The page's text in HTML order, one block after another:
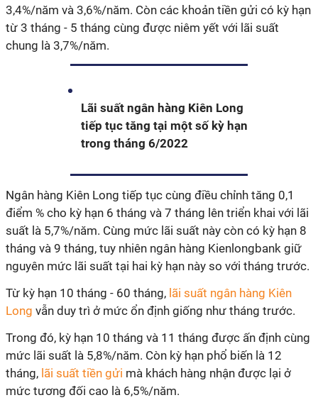
3,4%/năm và 3,6%/năm. Còn các khoản tiền gửi có kỳ hạn
từ 3 tháng - 5 tháng cùng được niêm yết với lãi suất
chung là 3,7%/năm.
Lãi suất ngân hàng Kiên Long
tiếp tục tăng tại một số kỳ hạn
trong tháng 6/2022
Ngân hàng Kiên Long tiếp tục cùng điều chỉnh tăng 0,1
điểm % cho kỳ hạn 6 tháng và 7 tháng lên triển khai với lãi
suất là 5,7%/năm. Cùng mức lãi suất này còn có kỳ hạn 8
tháng và 9 tháng, tuy nhiên ngân hàng Kienlongbank giữ
nguyên mức lãi suất tại hai kỳ hạn này so với tháng trước.
Từ kỳ hạn 10 tháng - 60 tháng, lãi suất ngân hàng Kiên
Long vẫn duy trì ở mức ổn định giống như tháng trước.
Trong đó, kỳ hạn 10 tháng và 11 tháng được ấn định cùng
mức lãi suất là 5,8%/năm. Còn kỳ hạn phổ biến là 12
tháng, lãi suất tiền gửi mà khách hàng nhận được lại ở
mức tương đối cao là 6,5%/năm.